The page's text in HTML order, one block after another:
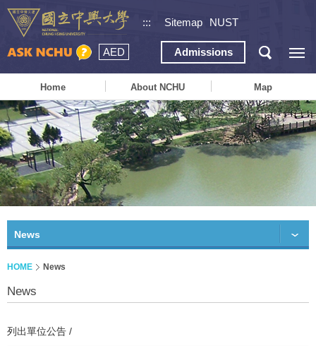
::: Sitemap NUST
AED Admissions
Home About NCHU Map
News
HOME News
News
列出單位公告 /